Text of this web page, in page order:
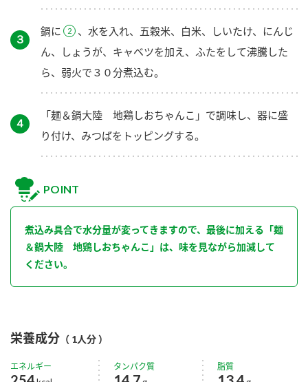
３
鍋に
、水を入れ、五穀米、白米、しいたけ、にんじ
ん、しょうが、キャベツを加え、ふたをして沸騰した
ら、弱火で３０分煮込む。
４
「麺＆鍋大陸 地鶏しおちゃんこ」で調味し、器に盛
り付け、みつばをトッピングする。
POINT
煮込み具合で水分量が変ってきますので、最後に加える「麺
＆鍋大陸 地鶏しおちゃんこ」は、味を見ながら加減して
ください。
栄養成分 （ 1人分 ）
エネルギー タンパク質 脂質